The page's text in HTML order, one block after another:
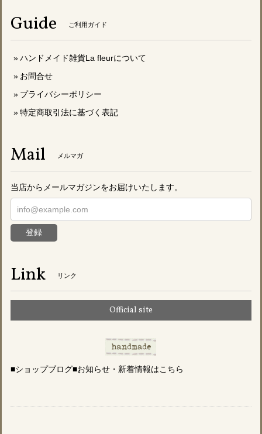
Guide ご利用ガイド
ハンドメイド雑貨La fleurについて
お問合せ
プライバシーポリシー
特定商取引法に基づく表記
Mail メルマガ
当店からメールマガジンをお届けいたします。
登録
Link リンク
Official site
■ショップブログ■お知らせ・新着情報はこちら